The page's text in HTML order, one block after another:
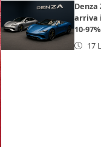
arriva
10-
17